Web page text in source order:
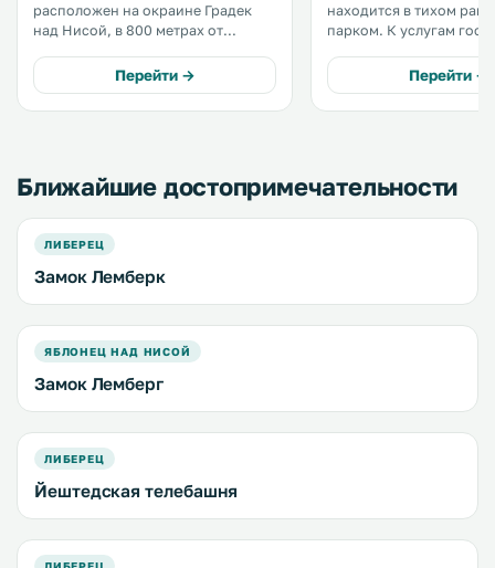
расположен на окраине Градек
над Нисой, в 800 метрах от
Грабштейн. .Перейти →
находится в тихом
парком. К услугам гостей
бесплатная парковка. .
Перейти →
Ближайшие достопримечательности
ЛИБЕРЕЦ
Замок Лемберк
ЯБЛОНЕЦ НАД НИСОЙ
Замок Лемберг
ЛИБЕРЕЦ
Йештедская телебашня